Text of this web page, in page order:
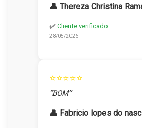
👤 Thereza Christina
✔️ Cliente verificado
28/05/2026
⭐⭐⭐⭐⭐
“BOM”
👤 Fabricio lopes do